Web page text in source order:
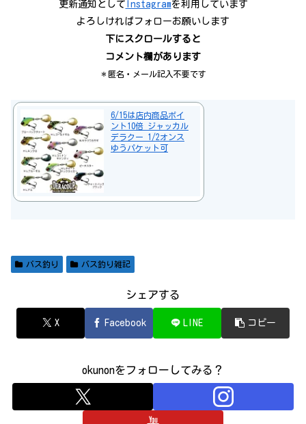
更新通知として Instagramを利用しています
よろしければフォローお願いします
下にスクロールすると
コメント欄があります
＊匿名・メール記入不要です
6/15は店内商品ポイ
ント10倍 ジャッカル
デラクー 1/2オンス
ゆうパケット可
バス釣り バス釣り雑記
シェアする
X Facebook LINE コピー
okunonをフォローしてみる？